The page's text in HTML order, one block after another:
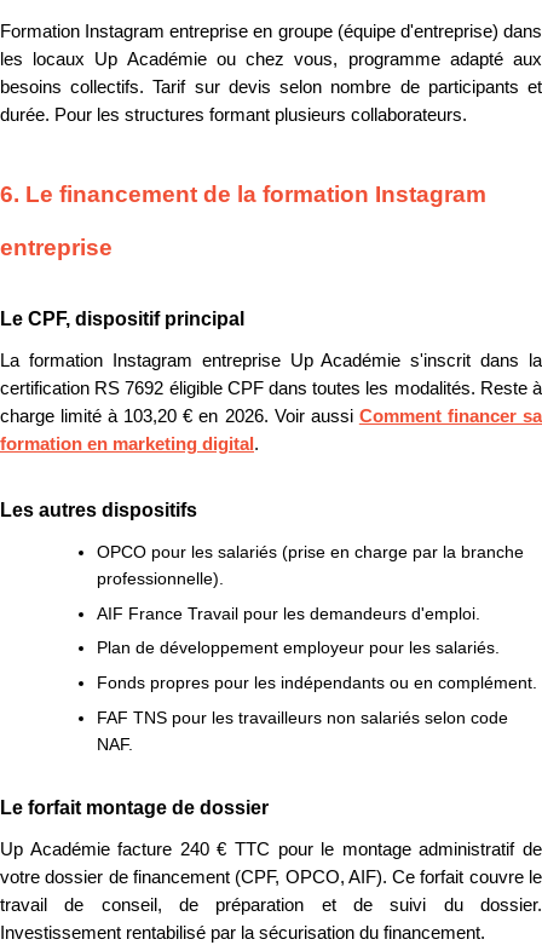
Formation Instagram entreprise en groupe (équipe d'entreprise) dans
les locaux Up Académie ou chez vous, programme adapté aux
besoins collectifs. Tarif sur devis selon nombre de participants et
durée. Pour les structures formant plusieurs collaborateurs.
6. Le financement de la formation Instagram
entreprise
Le CPF, dispositif principal
La formation Instagram entreprise Up Académie s'inscrit dans la
certification RS 7692 éligible CPF dans toutes les modalités. Reste à
charge limité à 103,20 € en 2026. Voir aussi Comment financer sa
formation en marketing digital .
Les autres dispositifs
OPCO pour les salariés (prise en charge par la branche
professionnelle).
AIF France Travail pour les demandeurs d'emploi.
Plan de développement employeur pour les salariés.
Fonds propres pour les indépendants ou en complément.
FAF TNS pour les travailleurs non salariés selon code
NAF.
Le forfait montage de dossier
Up Académie facture 240 € TTC pour le montage administratif de
votre dossier de financement (CPF, OPCO, AIF). Ce forfait couvre le
travail de conseil, de préparation et de suivi du dossier.
Investissement rentabilisé par la sécurisation du financement.